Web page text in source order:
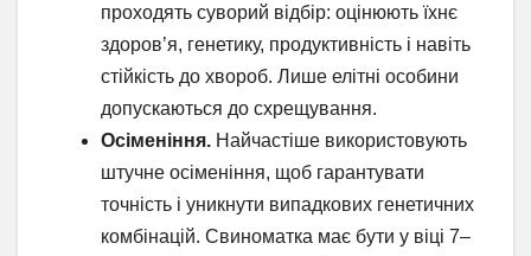
проходять суворий відбір: оцінюють їхнє
здоров’я, генетику, продуктивність і навіть
стійкість до хвороб. Лише елітні особини
допускаються до схрещування.
Осіменіння. Найчастіше використовують
штучне осіменіння, щоб гарантувати
точність і уникнути випадкових генетичних
комбінацій. Свиноматка має бути у віці 7–